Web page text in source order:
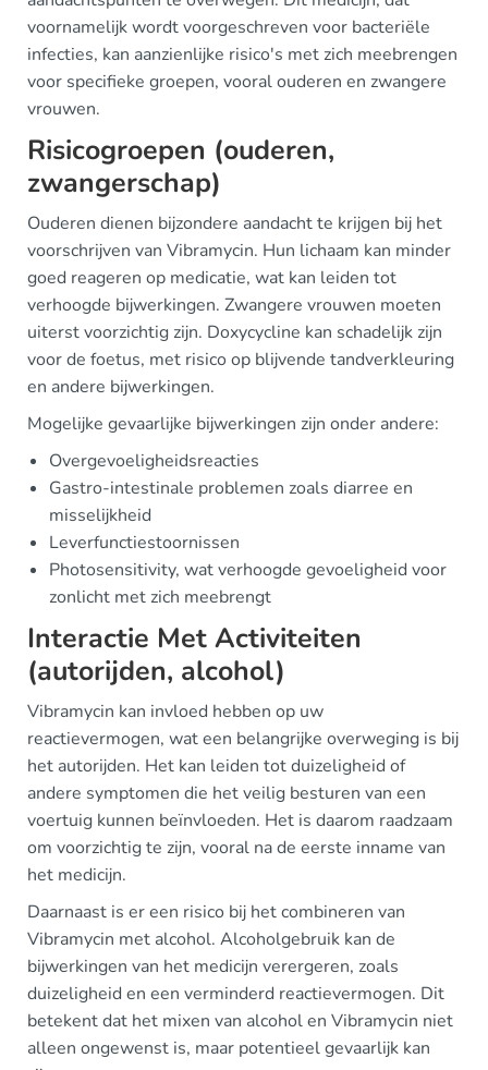
voornamelijk wordt voorgeschreven voor bacteriële
infecties, kan aanzienlijke risico's met zich meebrengen
voor specifieke groepen, vooral ouderen en zwangere
vrouwen.
Risicogroepen (ouderen,
zwangerschap)
Ouderen dienen bijzondere aandacht te krijgen bij het
voorschrijven van Vibramycin. Hun lichaam kan minder
goed reageren op medicatie, wat kan leiden tot
verhoogde bijwerkingen. Zwangere vrouwen moeten
uiterst voorzichtig zijn. Doxycycline kan schadelijk zijn
voor de foetus, met risico op blijvende tandverkleuring
en andere bijwerkingen.
Mogelijke gevaarlijke bijwerkingen zijn onder andere:
Overgevoeligheidsreacties
Gastro-intestinale problemen zoals diarree en
misselijkheid
Leverfunctiestoornissen
Photosensitivity, wat verhoogde gevoeligheid voor
zonlicht met zich meebrengt
Interactie Met Activiteiten
(autorijden, alcohol)
Vibramycin kan invloed hebben op uw
reactievermogen, wat een belangrijke overweging is bij
het autorijden. Het kan leiden tot duizeligheid of
andere symptomen die het veilig besturen van een
voertuig kunnen beïnvloeden. Het is daarom raadzaam
om voorzichtig te zijn, vooral na de eerste inname van
het medicijn.
Daarnaast is er een risico bij het combineren van
Vibramycin met alcohol. Alcoholgebruik kan de
bijwerkingen van het medicijn verergeren, zoals
duizeligheid en een verminderd reactievermogen. Dit
betekent dat het mixen van alcohol en Vibramycin niet
alleen ongewenst is, maar potentieel gevaarlijk kan